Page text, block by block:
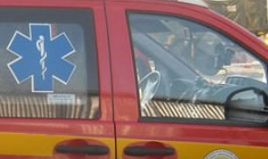
de ani de la moartea lui Iancu de
perioada 14–16 august
Sighet găzduiește o nouă
unui eveniment internațional